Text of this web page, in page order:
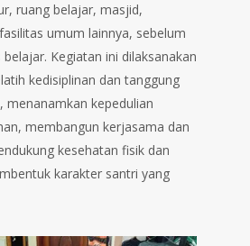
ruang belajar, masjid,
umum lainnya, sebelum
Kegiatan ini dilaksanakan
kedisiplinan dan tanggung
menanamkan kepedulian
membangun kerjasama dan
kesehatan fisik dan
karakter santri yang